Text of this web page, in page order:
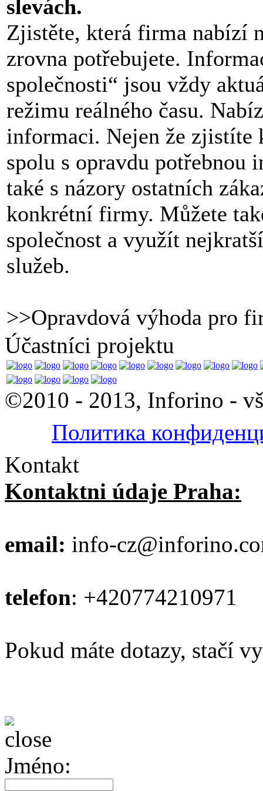
slevách.
Zjistěte, která firma nabízí
zrovna potřebujete.
společnosti“ jsou vždy
režimu reálného času.
informaci. Nejen že zjistíte
spolu s opravdu potřebnou
také s názory ostatních
konkrétní firmy. Můžete
společnost a využít
služeb.
>>Opravdová výhoda pro
Účastníci projektu
©2010 - 2013, Inforino -
Политика
Kontakt
Kontaktni údaje Praha:
email: info-
telefon: +420774210971
Pokud máte dotazy, stačí
Jméno: